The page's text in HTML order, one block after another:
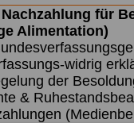
für
Alimentation)
widrig
der
&